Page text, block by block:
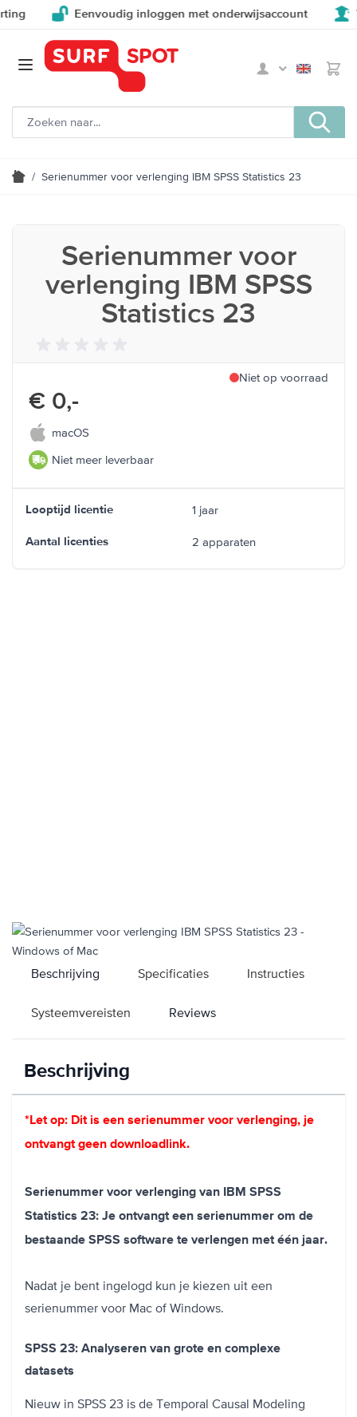
Eenvoudig inloggen met onderwijsaccount
/ Serienummer voor verlenging IBM SPSS Statistics 23
Serienummer voor
verlenging IBM SPSS
Statistics 23
Niet op voorraad
€ 0,-
macOS
Niet meer leverbaar
Looptijd licentie 1 jaar
Aantal licenties 2 apparaten
Beschrijving Specificaties Instructies
Systeemvereisten Reviews
Beschrijving
*Let op: Dit is een serienummer voor verlenging, je
ontvangt geen downloadlink.
Serienummer voor verlenging van IBM SPSS
Statistics 23: Je ontvangt een serienummer om de
bestaande SPSS software te verlengen met één jaar.
Nadat je bent ingelogd kun je kiezen uit een
serienummer voor Mac of Windows.
SPSS 23: Analyseren van grote en complexe
datasets
Nieuw in SPSS 23 is de Temporal Causal Modeling